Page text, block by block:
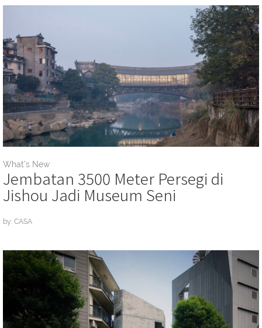
What's New
Jembatan 3500 Meter Persegi di
Jishou Jadi Museum Seni
by: CASA